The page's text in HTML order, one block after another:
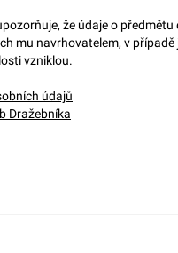
že údaje o
mu navrhovatelem, v
vzniklou.
údajů
Dražebníka